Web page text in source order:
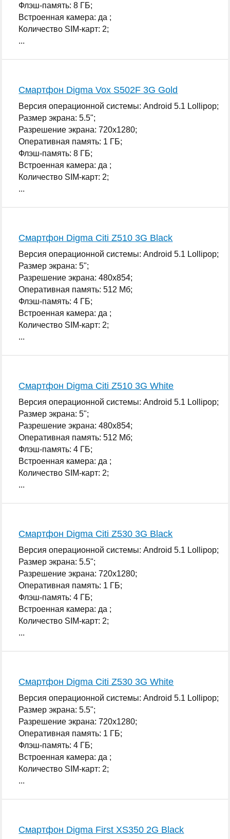
Флэш-память: 8 ГБ;
Встроенная камера: да ;
Количество SIM-карт: 2;
...
Смартфон Digma Vox S502F 3G Gold
Версия операционной системы: Android 5.1 Lollipop;
Размер экрана: 5.5";
Разрешение экрана: 720x1280;
Оперативная память: 1 ГБ;
Флэш-память: 8 ГБ;
Встроенная камера: да ;
Количество SIM-карт: 2;
...
Смартфон Digma Citi Z510 3G Black
Версия операционной системы: Android 5.1 Lollipop;
Размер экрана: 5";
Разрешение экрана: 480x854;
Оперативная память: 512 Мб;
Флэш-память: 4 ГБ;
Встроенная камера: да ;
Количество SIM-карт: 2;
...
Смартфон Digma Citi Z510 3G White
Версия операционной системы: Android 5.1 Lollipop;
Размер экрана: 5";
Разрешение экрана: 480x854;
Оперативная память: 512 Мб;
Флэш-память: 4 ГБ;
Встроенная камера: да ;
Количество SIM-карт: 2;
...
Смартфон Digma Citi Z530 3G Black
Версия операционной системы: Android 5.1 Lollipop;
Размер экрана: 5.5";
Разрешение экрана: 720x1280;
Оперативная память: 1 ГБ;
Флэш-память: 4 ГБ;
Встроенная камера: да ;
Количество SIM-карт: 2;
...
Смартфон Digma Citi Z530 3G White
Версия операционной системы: Android 5.1 Lollipop;
Размер экрана: 5.5";
Разрешение экрана: 720x1280;
Оперативная память: 1 ГБ;
Флэш-память: 4 ГБ;
Встроенная камера: да ;
Количество SIM-карт: 2;
...
Смартфон Digma First XS350 2G Black